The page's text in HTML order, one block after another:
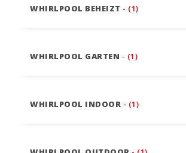
WHIRLPOOL BEHEIZT - (1)
WHIRLPOOL GARTEN - (1)
WHIRLPOOL INDOOR - (1)